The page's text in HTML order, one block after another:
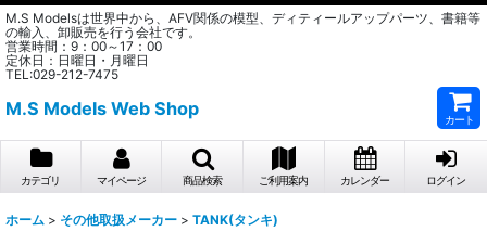
M.S Modelsは世界中から、AFV関係の模型、ディティールアップパーツ、書籍等
の輸入、卸販売を行う会社です。
営業時間：9：00～17：00
定休日：日曜日・月曜日
TEL:029-212-7475
M.S Models Web Shop
カート
カテゴリ マイページ 商品検索 ご利用案内 カレンダー ログイン
ホーム > その他取扱メーカー > TANK(タンキ)